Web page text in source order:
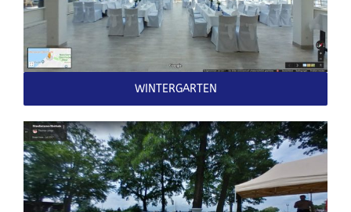
WINTERGARTEN